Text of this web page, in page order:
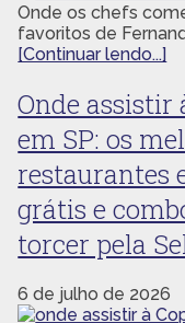
Onde os chefs
favoritos de
[Continuar lendo...]
Onde assistir
em SP: os
restaurantes
grátis e
torcer pela
6 de julho de 2026